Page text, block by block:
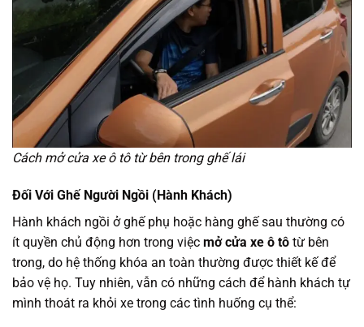
Cách mở cửa xe ô tô từ bên trong ghế lái
Đối Với Ghế Người Ngồi (Hành Khách)
Hành khách ngồi ở ghế phụ hoặc hàng ghế sau thường có
ít quyền chủ động hơn trong việc mở cửa xe ô tô từ bên
trong, do hệ thống khóa an toàn thường được thiết kế để
bảo vệ họ. Tuy nhiên, vẫn có những cách để hành khách tự
mình thoát ra khỏi xe trong các tình huống cụ thể: